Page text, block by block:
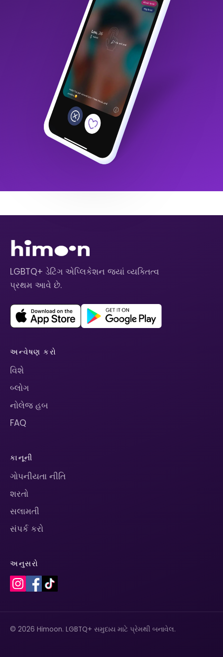
LGBTQ+ ડેટિંગ એપ્લિકેશન જ્યાં વ્યક્તિત્વ
પ્રથમ આવે છે.
અન્વેષણ કરો
વિશે
બ્લોગ
નોલેજ હબ
FAQ
કાનૂની
ગોપનીયતા નીતિ
શરતો
સલામતી
સંપર્ક કરો
અનુસરો
© 2026 Himoon. LGBTQ+ સમુદાય માટે પ્રેમથી બનાવેલ.